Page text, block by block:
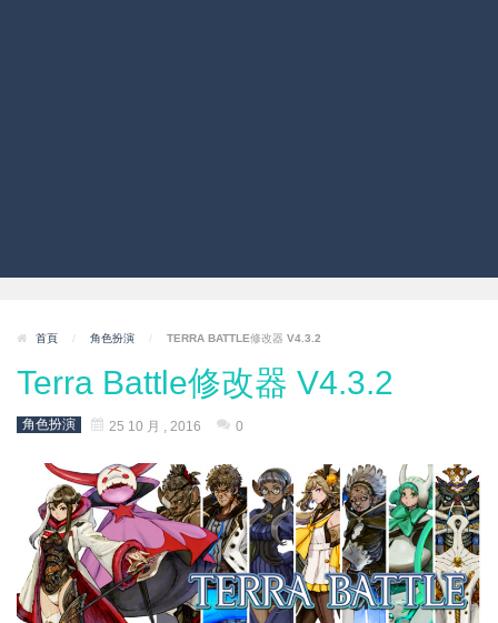
首頁 / 角色扮演 / TERRA BATTLE修改器 V4.3.2
Terra Battle修改器 V4.3.2
角色扮演 25 10 月 , 2016 0